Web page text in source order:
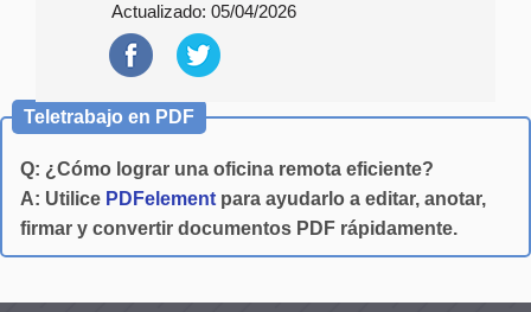
Actualizado:05/04/2026
Teletrabajo en PDF
Q: ¿Cómo lograr una oficina remota eficiente?
A: Utilice PDFelement para ayudarlo a editar, anotar,
firmar y convertir documentos PDF rápidamente.